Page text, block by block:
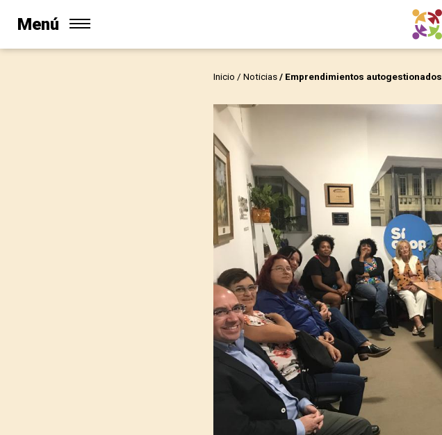
Menú
Inicio / Noticias/ Emprendimientos